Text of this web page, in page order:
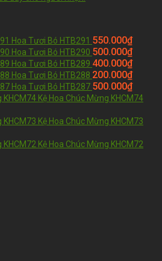
Hoa Tươi Bó HTB291 550.000₫
Hoa Tươi Bó HTB290 500.000₫
Hoa Tươi Bó HTB289 400.000₫
Hoa Tươi Bó HTB288 200.000₫
Hoa Tươi Bó HTB287 500.000₫
Kệ Hoa Chúc Mừng KHCM74
Kệ Hoa Chúc Mừng KHCM73
Kệ Hoa Chúc Mừng KHCM72